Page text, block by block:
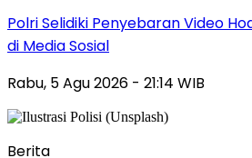
Polri Selidiki Penyebaran Video
di Media Sosial
Rabu, 5 Agu 2026 - 21:14 WIB
Berita